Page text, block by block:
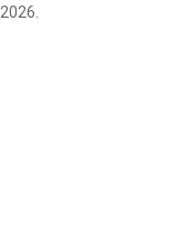
2026